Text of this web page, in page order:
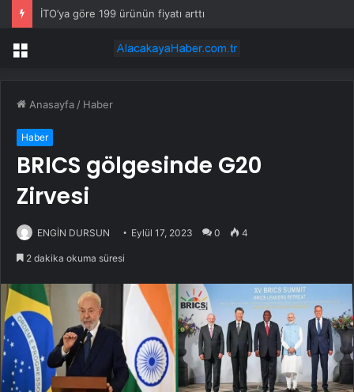
İTO’ya göre 199 ürünün fiyatı arttı
Menü
Anasayfa / Haber
Haber
BRICS gölgesinde G20
Zirvesi
ENGİN DURSUN Eylül 17, 2023 0 4
2 dakika okuma süresi